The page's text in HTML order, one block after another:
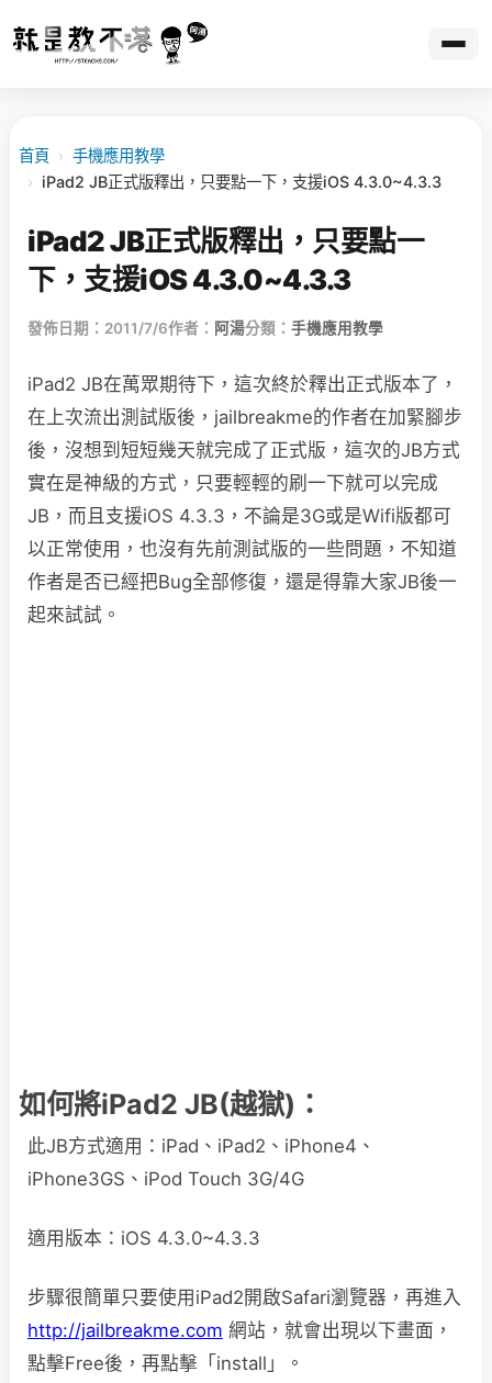
首頁 › 手機應用教學
› iPad2 JB正式版釋出，只要點一下，支援iOS 4.3.0~4.3.3
iPad2 JB正式版釋出，只要點一
下，支援iOS 4.3.0~4.3.3
發佈日期：2011/7/6作者： 阿湯分類： 手機應用教學
iPad2 JB在萬眾期待下，這次終於釋出正式版本了，
在上次流出測試版後，jailbreakme的作者在加緊腳步
後，沒想到短短幾天就完成了正式版，這次的JB方式
實在是神級的方式，只要輕輕的刷一下就可以完成
JB，而且支援iOS 4.3.3，不論是3G或是Wifi版都可
以正常使用，也沒有先前測試版的一些問題，不知道
作者是否已經把Bug全部修復，還是得靠大家JB後一
起來試試。
如何將iPad2 JB(越獄)：
此JB方式適用：iPad、iPad2、iPhone4、
iPhone3GS、iPod Touch 3G/4G
適用版本：iOS 4.3.0~4.3.3
步驟很簡單只要使用iPad2開啟Safari瀏覽器，再進入
http://jailbreakme.com 網站，就會出現以下畫面，
點擊Free後，再點擊「install」。